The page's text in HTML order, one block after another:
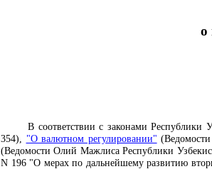
о
В соответствии с законами Республики
354), "О валютном регулировании"
(Ведомости Олий Мажлиса Республики
N 196 "О мерах по дальнейшему развитию